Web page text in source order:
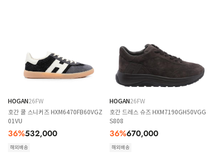
HOGAN26FW
호간 쿨 스니커즈 HXM6470FB60VGZ
01VU
36%532,000
해외배송
HOGAN26FW
호간 드레스 슈즈 HXM7190GH50VGG
S808
36%670,000
해외배송